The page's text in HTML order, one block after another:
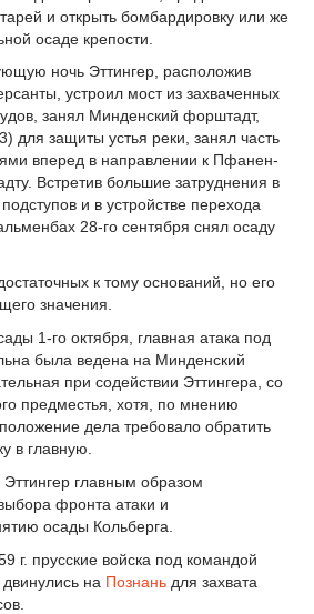
и открыть бомбардировку или же
осаде крепости.
ночь Эттингер, расположив
устроил мост из захваченных
занял Минденский форштадт,
для защиты устья реки, занял часть
вперед в направлении к Пфанен-
Встретив большие затруднения в
и в устройстве перехода
28-го сентября снял осаду
к тому оснований, но его
значения.
1-го октября, главная атака под
была ведена на Минденский
при содействии Эттингера, со
предместья, хотя, по мнению
дела требовало обратить
в главную.
главным образом
фронта атаки и
осады Кольберга.
г. прусские войска под командой
на Познань для захвата